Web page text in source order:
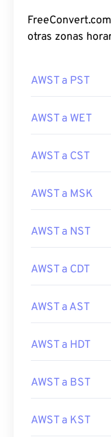
otras zonas
AWST a PST
AWST a WET
AWST a CST
AWST a MSK
AWST a NST
AWST a CDT
AWST a AST
AWST a HDT
AWST a BST
AWST a KST